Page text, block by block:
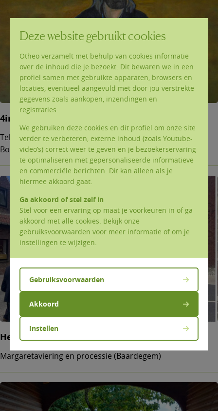
4ingen op Ten Bos
Teksten (pdf) en powerpoints (ppt) van de 4ingen op Ten
Bos.
Het feest van Margareta
Margaretaviering en processie (Baardegem)
Deze website gebruikt cookies
Otheo verzamelt met behulp van cookies informatie
over de inhoud die je bezoekt. Dit bewaren we in een
profiel samen met gebruikte apparaten, browsers en
locaties, eventueel aangevuld met door jou verstrekte
gegevens zoals aankopen, inzendingen en
registraties.
We gebruiken deze cookies en dit profiel om onze site
verder te verbeteren, externe inhoud (zoals Youtube-
video’s) correct weer te geven en je bezoekerservaring
te optimaliseren met gepersonaliseerde informatieve
en commerciële berichten. Dit kan alleen als je
hiermee akkoord gaat.
Ga akkoord of stel zelf in
Stel voor een ervaring op maat je voorkeuren in of ga
akkoord met alle cookies. Bekijk onze
gebruiksvoorwaarden voor meer informatie of om je
instellingen te wijzigen.
Gebruiksvoorwaarden
Akkoord
Instellen